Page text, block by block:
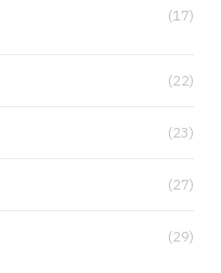
(17)
(22)
(23)
(27)
(29)